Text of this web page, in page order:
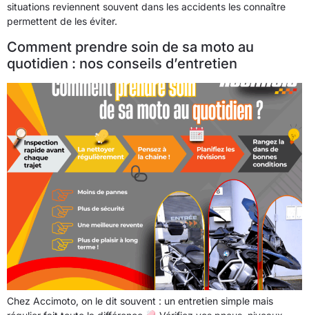
situations reviennent souvent dans les accidents les connaître
permettent de les éviter.
Comment prendre soin de sa moto au
quotidien : nos conseils d’entretien ​
Chez Accimoto, on le dit souvent : un entretien simple mais